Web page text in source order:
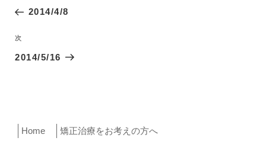
ナ
ビ
ゲ
去
投
稿
2014/4/8
次
の
次
2014/5/16
Home 矯正治療をお考えの方へ